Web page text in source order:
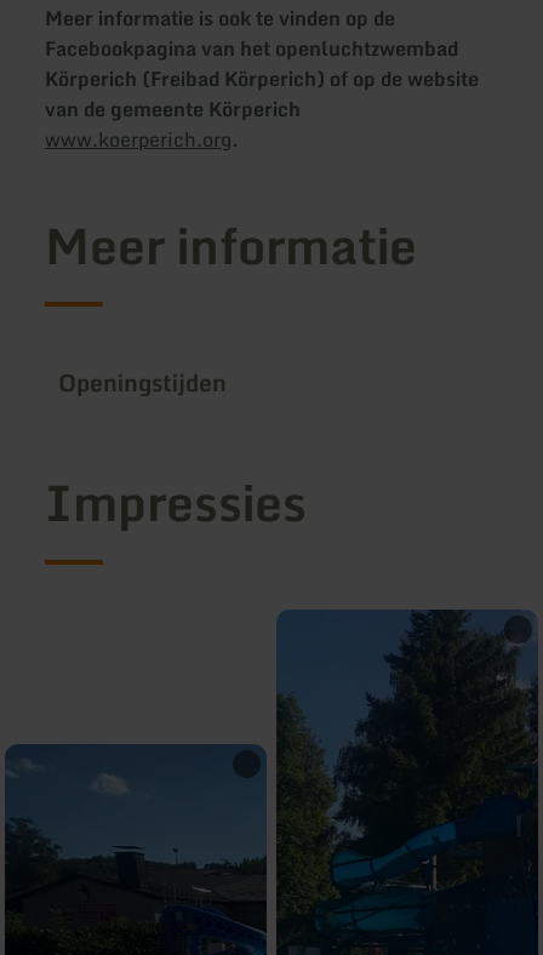
Meer informatie is ook te vinden op de
Facebookpagina van het openluchtzwembad
Körperich (Freibad Körperich) of op de website
van de gemeente Körperich
www.koerperich.org.
Meer informatie
Openingstijden
Impressies